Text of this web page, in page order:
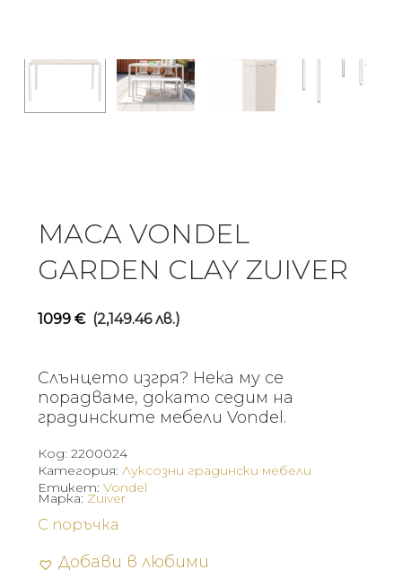
МАСА VONDEL
GARDEN CLAY ZUIVER
1099 € (2,149.46 лв.)
Слънцето изгря? Нека му се
порадваме, докато седим на
градинските мебели Vondel.
Код: 2200024
Категория: Луксозни градински мебели
Етикет: Vondel
С поръчка
Добави в любими
Марка: Zuiver